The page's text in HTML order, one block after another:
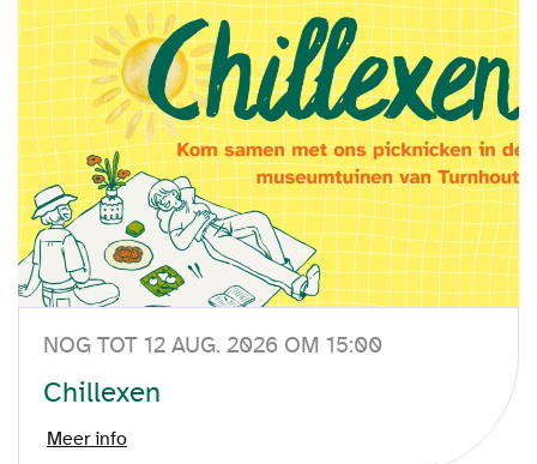
NOG TOT 12 AUG. 2026 OM 15:00
Chillexen
Meer info